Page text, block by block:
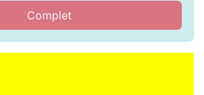
Complet